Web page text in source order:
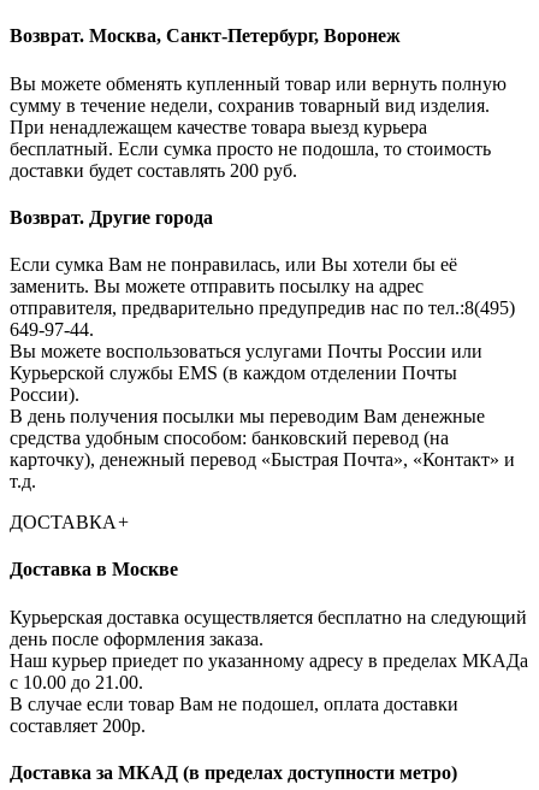
Возврат. Москва, Санкт-Петербург, Воронеж
Вы можете обменять купленный товар или вернуть полную
сумму в течение недели, сохранив товарный вид изделия.
При ненадлежащем качестве товара выезд курьера
бесплатный. Если сумка просто не подошла, то стоимость
доставки будет составлять 200 руб.
Возврат. Другие города
Если сумка Вам не понравилась, или Вы хотели бы её
заменить. Вы можете отправить посылку на адрес
отправителя, предварительно предупредив нас по тел.:8(495)
649-97-44.
Вы можете воспользоваться услугами Почты России или
Курьерской службы EMS (в каждом отделении Почты
России).
В день получения посылки мы переводим Вам денежные
средства удобным способом: банковский перевод (на
карточку), денежный перевод «Быстрая Почта», «Контакт» и
т.д.
ДОСТАВКА+
Доставка в Москве
Курьерская доставка осуществляется бесплатно на следующий
день после оформления заказа.
Наш курьер приедет по указанному адресу в пределах МКАДа
с 10.00 до 21.00.
В случае если товар Вам не подошел, оплата доставки
составляет 200р.
Доставка за МКАД (в пределах доступности метро)